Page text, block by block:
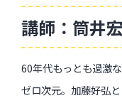
講師：筒井
60年代もっとも過激
ゼロ次元。加藤好弘